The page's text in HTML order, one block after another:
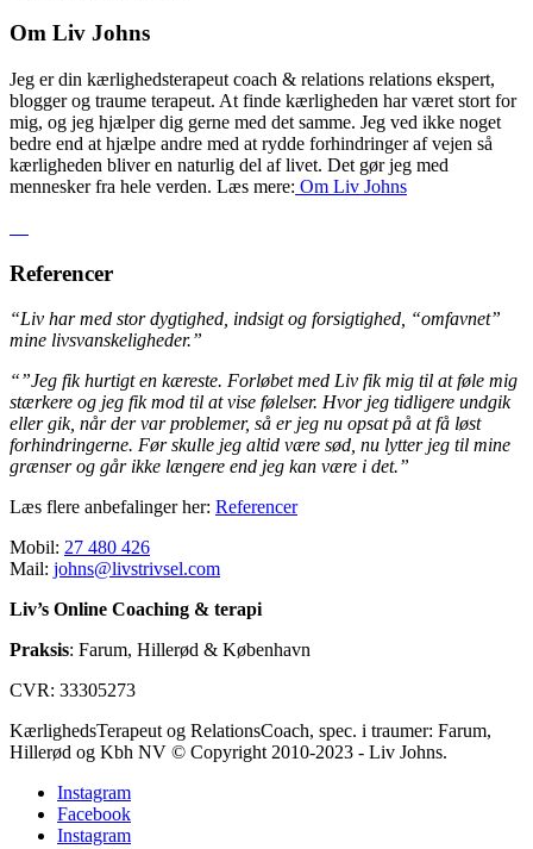
Om Liv Johns
Jeg er din kærlighedsterapeut coach & relations relations ekspert,
blogger og traume terapeut. At finde kærligheden har været stort for
mig, og jeg hjælper dig gerne med det samme. Jeg ved ikke noget
bedre end at hjælpe andre med at rydde forhindringer af vejen så
kærligheden bliver en naturlig del af livet. Det gør jeg med
mennesker fra hele verden. Læs mere: Om Liv Johns
Referencer
“Liv har med stor dygtighed, indsigt og forsigtighed, “omfavnet”
mine livsvanskeligheder.”
“”Jeg fik hurtigt en kæreste. Forløbet med Liv fik mig til at føle mig
stærkere og jeg fik mod til at vise følelser. Hvor jeg tidligere undgik
eller gik, når der var problemer, så er jeg nu opsat på at få løst
forhindringerne. Før skulle jeg altid være sød, nu lytter jeg til mine
grænser og går ikke længere end jeg kan være i det.”
Læs flere anbefalinger her: Referencer
Mobil: 27 480 426
Mail: johns@livstrivsel.com
Liv’s Online Coaching & terapi
Praksis: Farum, Hillerød & København
CVR: 33305273
KærlighedsTerapeut og RelationsCoach, spec. i traumer: Farum,
Hillerød og Kbh NV © Copyright 2010-2023 - Liv Johns.
Instagram
Facebook
Instagram